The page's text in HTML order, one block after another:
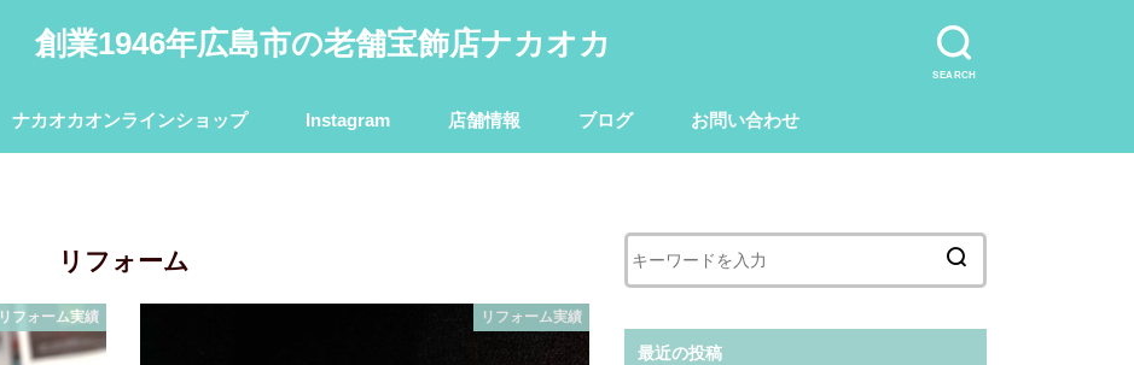
SEARCH
創業1946年広島市の老舗宝飾店ナカオカ
ナカオカオンラインショップ Instagram 店舗情報 ブログ お問い合わせ
リフォーム
リフォーム実績 リフォーム実績
最近の投稿